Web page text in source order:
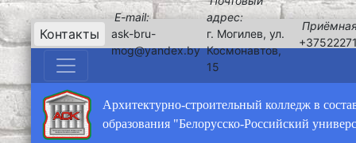
Контакты
E-mail:
ask-bru-
mog@yandex.by
адрес:
г. Могилев, ул.
Космонавтов,
15
Архитектурно-строительный колледж в
образования "Белорусско-Российский